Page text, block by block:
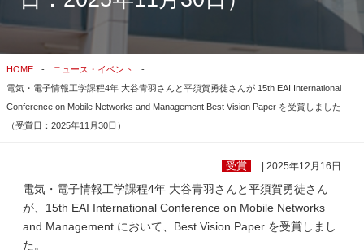
HOME
ニュース・イベント
電気・電子情報工学課程4年 大谷青羽さんと平須賀勇徒さんが 15th EAI International
Conference on Mobile Networks and Management Best Vision Paper を受賞しました
（受賞日：2025年11月30日）
受賞 | 2025年12月16日
電気・電子情報工学課程4年 大谷青羽さんと平須賀勇徒さん
が、15th EAI International Conference on Mobile Networks
and Management において、Best Vision Paper を受賞しまし
た。